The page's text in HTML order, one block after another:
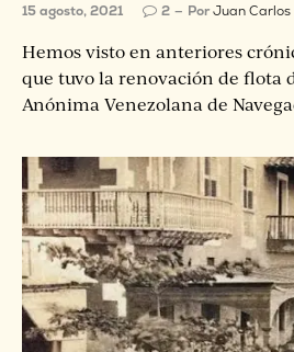
15 agosto, 2021 2 PorJuan Carlos
Hemos visto en anteriores
que tuvo la renovación de flota
Anónima Venezolana de